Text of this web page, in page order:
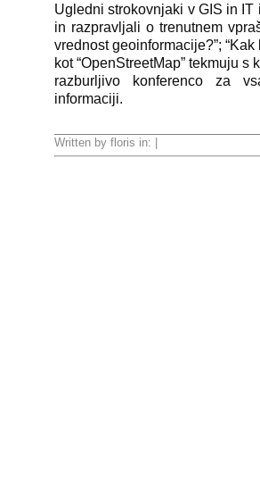
Ugledni strokovnjaki v GIS in
in razpravljali o trenutnem
vrednost geoinformacije?”;
kot “OpenStreetMap” tekmuju s
razburljivo konferenco za
informaciji.
Written by floris in: |